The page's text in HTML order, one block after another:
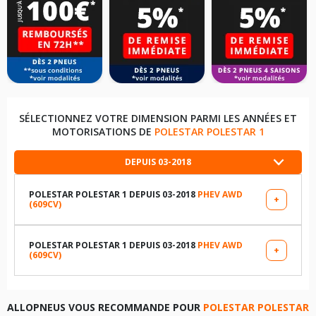
SÉLECTIONNEZ VOTRE DIMENSION PARMI LES ANNÉES ET
MOTORISATIONS DE POLESTAR POLESTAR 1
DEPUIS 03-2018
POLESTAR POLESTAR 1 DEPUIS 03-2018 PHEV AWD
(609CV)
+
275/30R21 98 W
POLESTAR POLESTAR 1 DEPUIS 03-2018 PHEV AWD
(609CV)
+
ALLOPNEUS VOUS RECOMMANDE POUR POLESTAR POLESTAR